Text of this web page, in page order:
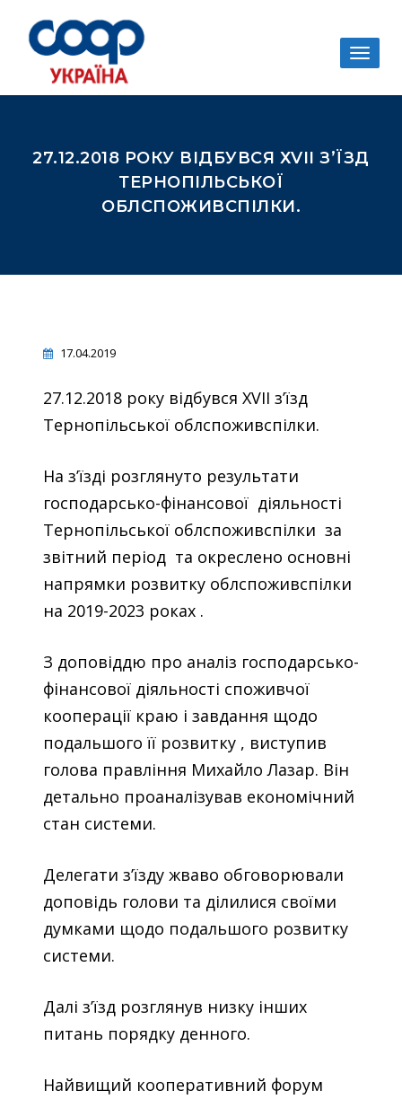
27.12.2018 РОКУ ВІДБУВСЯ ХVII З’ЇЗД
ТЕРНОПІЛЬСЬКОЇ
ОБЛСПОЖИВСПІЛКИ.
17.04.2019
27.12.2018 року відбувся ХVII з’їзд
Тернопільської облспоживспілки.
На з’їзді розглянуто результати
господарсько-фінансової діяльності
Тернопільської облспоживспілки за
звітний період та окреслено основні
напрямки розвитку облспоживспілки
на 2019-2023 роках .
З доповіддю про аналіз господарсько-
фінансової діяльності споживчої
кооперації краю і завдання щодо
подальшого її розвитку , виступив
голова правління Михайло Лазар. Він
детально проаналізував економічний
стан системи.
Делегати з’їзду жваво обговорювали
доповідь голови та ділилися своїми
думками щодо подальшого розвитку
системи.
Далі з’їзд розглянув низку інших
питань порядку денного.
Найвищий кооперативний форум